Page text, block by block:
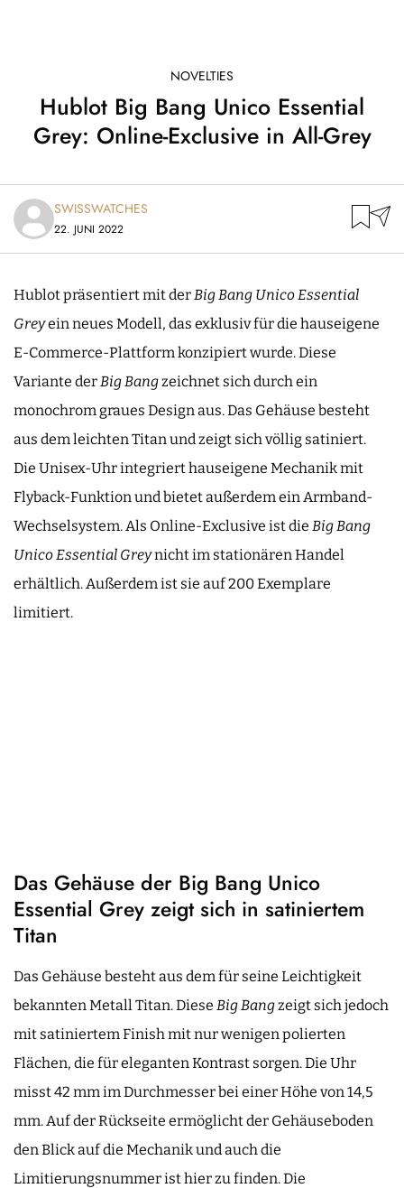
NOVELTIES
Hublot Big Bang Unico Essential
Grey: Online-Exclusive in All-Grey
SWISSWATCHES
22. JUNI 2022
Hublot präsentiert mit derBig Bang Unico Essential
Greyein neues Modell, das exklusiv für die hauseigene
E-Commerce-Plattform konzipiert wurde. Diese
Variante derBig Bangzeichnet sich durch ein
monochrom graues Design aus. Das Gehäuse besteht
aus dem leichten Titan und zeigt sich völlig satiniert.
Die Unisex-Uhr integriert hauseigene Mechanik mit
Flyback-Funktion und bietet außerdem ein Armband-
Wechselsystem. Als Online-Exclusive ist die Big Bang
Unico Essential Greynicht im stationären Handel
erhältlich. Außerdem ist sie auf 200 Exemplare
limitiert.
Das Gehäuse der Big Bang Unico
Essential Grey zeigt sich in satiniertem
Titan
Das Gehäuse besteht aus dem für seine Leichtigkeit
bekannten Metall Titan. Diese Big Bangzeigt sich jedoch
mit satiniertem Finish mit nur wenigen polierten
Flächen, die für eleganten Kontrast sorgen. Die Uhr
misst 42 mm im Durchmesser bei einer Höhe von 14,5
mm. Auf der Rückseite ermöglicht der Gehäuseboden
den Blick auf die Mechanik und auch die
Limitierungsnummer ist hier zu finden. Die